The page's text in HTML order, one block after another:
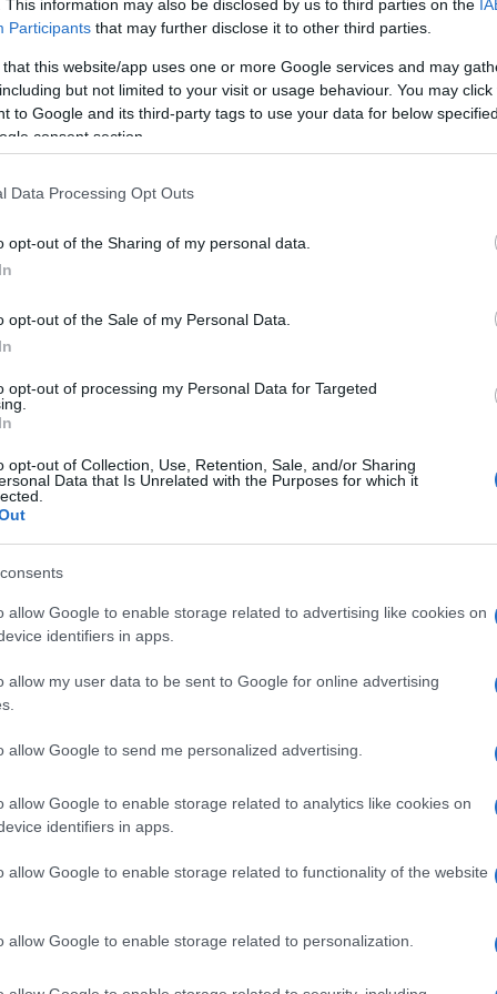
This information may also be disclosed by us to third parties on the
Participants that may further disclose it to other third parties.
that this website/app uses one or more Google services and may
but not limited to your visit or usage behaviour. You may
to Google and its third-party tags to use your data for below
consent section.
Data Processing Opt Outs
opt-out of the Sharing of my personal data.
opt-out of the Sale of my Personal Data.
opt-out of processing my Personal Data for Targeted
opt-out of Collection, Use, Retention, Sale, and/or Sharing
Data that Is Unrelated with the Purposes for which it
allow Google to enable storage related to advertising like cookies on
identifiers in apps.
allow my user data to be sent to Google for online advertising
allow Google to send me personalized advertising.
allow Google to enable storage related to analytics like cookies on
identifiers in apps.
allow Google to enable storage related to functionality of the website
allow Google to enable storage related to personalization.
di emozioni e reazioni contrastanti,
attuale. La clonazione, una pratica
solleva interrogativi profondi riguardo
che avrebbe quasi 22 anni oggi, rappresenta
di creare un organismo geneticamente
tecniche come la trasferimento nucleare
volta con la pecora Dolly nel 1996. La
scenari sia promettenti che inquietanti. Da
genetiche, dall’altro, si teme la creazione
privi di diritti e dignità.
clonazione umana
fondamentali. È giusto clonare un essere